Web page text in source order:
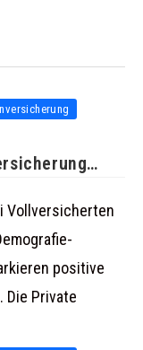
in
Vollversicherten
positive
Die Private